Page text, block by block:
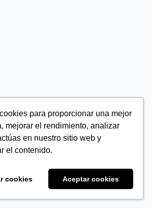
para proporcionar una mejor
mejorar el rendimiento, analizar
en nuestro sitio web y
el contenido.
cookies Aceptar cookies